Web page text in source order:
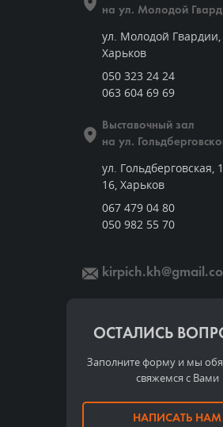
на ул. Молодой
ул. Молодой Гвардии,
Харьков
050 323 24 24
063 604 69 69
Выставочный зал
на ул.
ул. Гольдберговская,
16, Харьков
067 479 04 80
050 982 55 70
ОСТАЛИСЬ
Заполните форму и мы
свяжемся с Вами
НАПИСАТЬ НАМ